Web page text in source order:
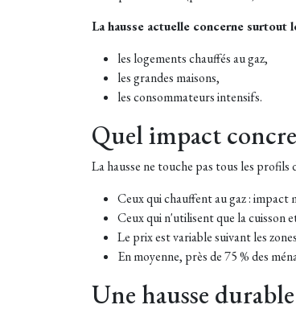
La hausse actuelle concerne
les logements chauffés au gaz,
les grandes maisons,
les consommateurs intensifs.
Quel impact
La hausse ne touche pas tous les profils
Ceux qui chauffent au gaz :
Ceux qui n'utilisent que la cuisson
Le prix est variable suivant les
En moyenne, près de 75 % des
Une hausse